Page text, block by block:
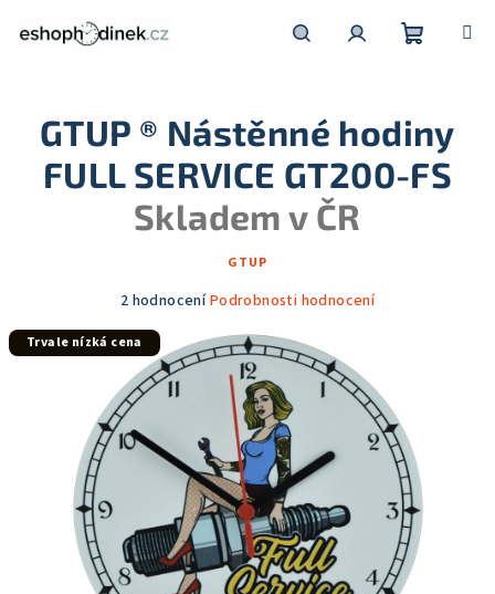
košík
GTUP ® Nástěnné hodiny
FULL SERVICE GT200-FS
Skladem v ČR
GTUP
Průměrné
produktu
5,0
z
5
hvězdiček.
2 hodnoceníPodrobnosti hodnocení
Trvale nízká cena